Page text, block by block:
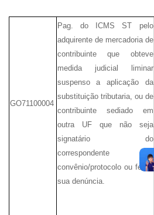
GO71100004
Pag. do ICMS ST pelo
adquirente de mercadoria de
contribuinte que obteve
medida judicial liminar
suspenso a aplicação da
substituição tributaria, ou de
contribuinte sediado em
outra UF que não seja
signatário do
correspondente
convênio/protocolo ou fez a
sua denúncia.